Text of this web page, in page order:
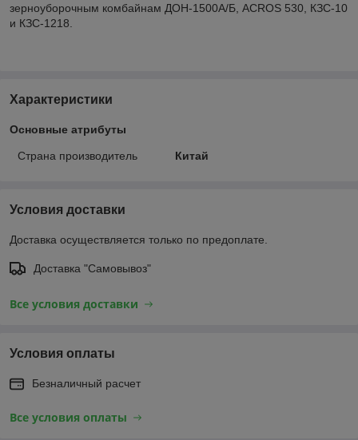
зерноуборочным комбайнам ДОН-1500А/Б, ACROS 530, КЗС-10
и КЗС-1218.
Характеристики
Основные атрибуты
Страна производитель Китай
Условия доставки
Доставка осуществляется только по предоплате.
Доставка "Самовывоз"
Все условия доставки
Условия оплаты
Безналичный расчет
Все условия оплаты